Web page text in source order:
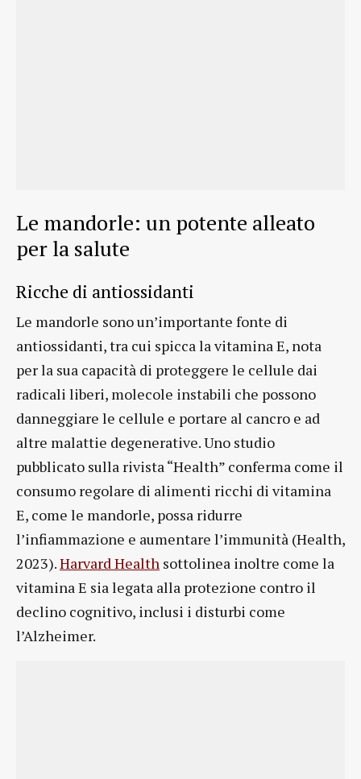
Le mandorle: un potente alleato
per la salute
Ricche di antiossidanti
Le mandorle sono un’importante fonte di
antiossidanti, tra cui spicca la vitamina E, nota
per la sua capacità di proteggere le cellule dai
radicali liberi, molecole instabili che possono
danneggiare le cellule e portare al cancro e ad
altre malattie degenerative. Uno studio
pubblicato sulla rivista “Health” conferma come il
consumo regolare di alimenti ricchi di vitamina
E, come le mandorle, possa ridurre
l’infiammazione e aumentare l’immunità (Health,
2023).Harvard Health sottolinea inoltre come la
vitamina E sia legata alla protezione contro il
declino cognitivo, inclusi i disturbi come
l’Alzheimer.